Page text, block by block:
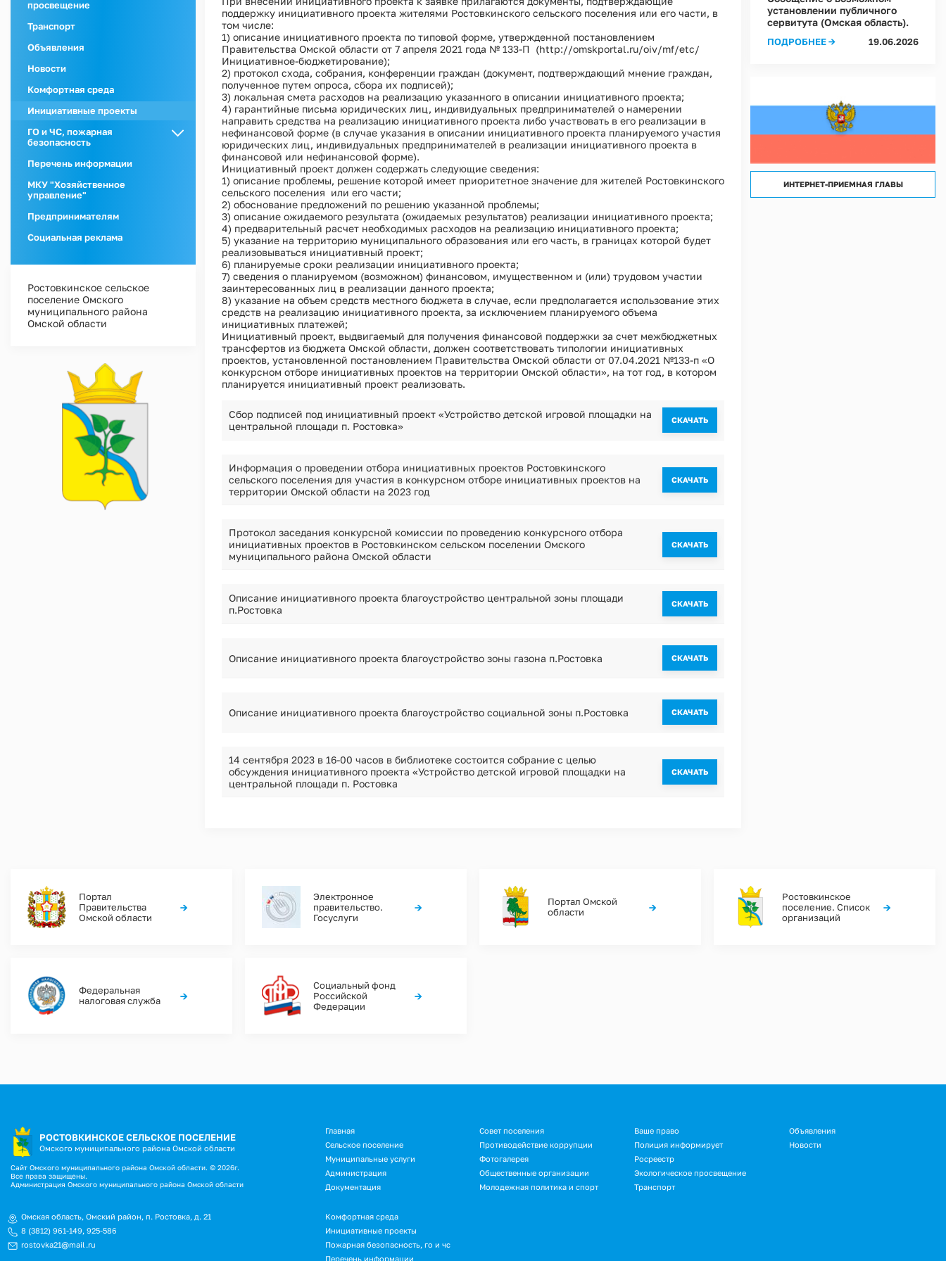
Сведения об установлении классов (подклассов) условий труда на рабочих местах в Администрации Ростовкинского
Сведения об установлении классов (подклассов) условий труда на рабочих местах в МКУ "Хозяйственное управление
Условия и результаты конкурсов
просвещение
Транспорт
Объявления
Новости
Комфортная среда
Инициативные проекты
ГО и ЧС, пожарная
безопасность
ГО и ЧС
Пожарная
безопасность
Перечень информации
МКУ "Хозяйственное
управление"
Предпринимателям
Социальная реклама
Ростовкинское сельское
поселение Омского
муниципального района
Омской области
поддержку инициативного проекта жителями Ростовкинского сельского поселения или его части, в
том числе:
1) описание инициативного проекта по типовой форме, утвержденной постановлением
Правительства Омской области от 7 апреля 2021 года № 133-П (http://omskportal.ru/oiv/mf/etc/
Инициативное-бюджетирование);
2) протокол схода, собрания, конференции граждан (документ, подтверждающий мнение граждан,
полученное путем опроса, сбора их подписей);
3) локальная смета расходов на реализацию указанного в описании инициативного проекта;
4) гарантийные письма юридических лиц, индивидуальных предпринимателей о намерении
направить средства на реализацию инициативного проекта либо участвовать в его реализации в
нефинансовой форме (в случае указания в описании инициативного проекта планируемого участия
юридических лиц, индивидуальных предпринимателей в реализации инициативного проекта в
финансовой или нефинансовой форме).
Инициативный проект должен содержать следующие сведения:
1) описание проблемы, решение которой имеет приоритетное значение для жителей Ростовкинского
сельского поселения или его части;
2) обоснование предложений по решению указанной проблемы;
3) описание ожидаемого результата (ожидаемых результатов) реализации инициативного проекта;
4) предварительный расчет необходимых расходов на реализацию инициативного проекта;
5) указание на территорию муниципального образования или его часть, в границах которой будет
реализовываться инициативный проект;
6) планируемые сроки реализации инициативного проекта;
7) сведения о планируемом (возможном) финансовом, имущественном и (или) трудовом участии
заинтересованных лиц в реализации данного проекта;
8) указание на объем средств местного бюджета в случае, если предполагается использование этих
средств на реализацию инициативного проекта, за исключением планируемого объема
инициативных платежей;
Инициативный проект, выдвигаемый для получения финансовой поддержки за счет межбюджетных
трансфертов из бюджета Омской области, должен соответствовать типологии инициативных
проектов, установленной постановлением Правительства Омской области от 07.04.2021 №133-п «О
конкурсном отборе инициативных проектов на территории Омской области», на тот год, в котором
планируется инициативный проект реализовать.
Сбор подписей под инициативный проект «Устройство детской игровой площадки на
центральной площади п. Ростовка»
CКАЧАТЬ
Информация о проведении отбора инициативных проектов Ростовкинского
сельского поселения для участия в конкурсном отборе инициативных проектов на
территории Омской области на 2023 год
CКАЧАТЬ
Протокол заседания конкурсной комиссии по проведению конкурсного отбора
инициативных проектов в Ростовкинском сельском поселении Омского
муниципального района Омской области
CКАЧАТЬ
Описание инициативного проекта благоустройство центральной зоны площади
п.Ростовка
CКАЧАТЬ
Описание инициативного проекта благоустройство зоны газона п.Ростовка CКАЧАТЬ
Описание инициативного проекта благоустройство социальной зоны п.Ростовка CКАЧАТЬ
14 сентября 2023 в 16-00 часов в библиотеке состоится собрание с целью
обсуждения инициативного проекта «Устройство детской игровой площадки на
центральной площади п. Ростовка
CКАЧАТЬ
установлении публичного
сервитута (Омская область).
ПОДРОБНЕЕ → 19.06.2026
ИНТЕРНЕТ-ПРИЕМНАЯ ГЛАВЫ
Портал
Правительства
Омской области
→
Электронное
правительство.
Госуслуги
→
Портал Омской
области
→
Ростовкинское
поселение. Список
организаций
→
Федеральная
налоговая служба
→
Социальный фонд
Российской
Федерации
→
РОСТОВКИНСКОЕ СЕЛЬСКОЕ ПОСЕЛЕНИЕ
Омского муниципального района Омской области
Сайт Омского муниципального района Омской области. © 2026г.
Все права защищены.
Администрация Омского муниципального района Омской области
Подвал
Главная
Сельское поселение
Муниципальные услуги
Администрация
Документация
Совет поселения
Противодействие коррупции
Фотогалерея
Общественные организации
Молодежная политика и спорт
Ваше право
Полиция информирует
Росреестр
Экологическое просвещение
Транспорт
Объявления
Новости
Омская область, Омский район, п. Ростовка, д. 21
8 (3812) 961-149, 925-586
rostovka21@mail.ru
Подвал.
Дополнительное
меню
Комфортная среда
Инициативные проекты
Пожарная безопасность, го и чс
Перечень информации